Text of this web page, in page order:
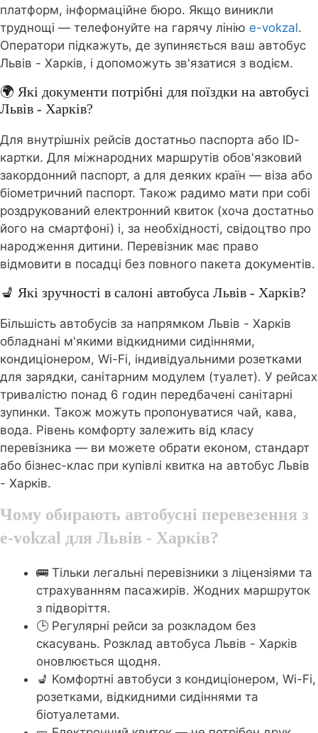
платформ, інформаційне бюро. Якщо виникли
труднощі — телефонуйте на гарячу лінію e-vokzal.
Оператори підкажуть, де зупиняється ваш автобус
Львів - Харків, і допоможуть зв'язатися з водієм.
🌍 Які документи потрібні для поїздки на автобусі
Львів - Харків?
Для внутрішніх рейсів достатньо паспорта або ID-
картки. Для міжнародних маршрутів обов'язковий
закордонний паспорт, а для деяких країн — віза або
біометричний паспорт. Також радимо мати при собі
роздрукований електронний квиток (хоча достатньо
його на смартфоні) і, за необхідності, свідоцтво про
народження дитини. Перевізник має право
відмовити в посадці без повного пакета документів.
💺 Які зручності в салоні автобуса Львів - Харків?
Більшість автобусів за напрямком Львів - Харків
обладнані м'якими відкидними сидіннями,
кондиціонером, Wi-Fi, індивідуальними розетками
для зарядки, санітарним модулем (туалет). У рейсах
тривалістю понад 6 годин передбачені санітарні
зупинки. Також можуть пропонуватися чай, кава,
вода. Рівень комфорту залежить від класу
перевізника — ви можете обрати економ, стандарт
або бізнес-клас при купівлі квитка на автобус Львів
- Харків.
Чому обирають автобусні перевезення з
e-vokzal для Львів - Харків?
🚌 Тільки легальні перевізники з ліцензіями та
страхуванням пасажирів. Жодних маршруток
з підворіття.
🕒 Регулярні рейси за розкладом без
скасувань. Розклад автобуса Львів - Харків
оновлюється щодня.
💺 Комфортні автобуси з кондиціонером, Wi-Fi,
розетками, відкидними сидіннями та
біотуалетами.